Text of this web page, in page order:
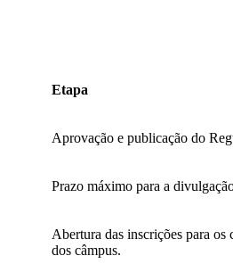
Etapa
Aprovação e publicação do
Prazo máximo para a
Abertura das inscrições para os
dos câmpus.